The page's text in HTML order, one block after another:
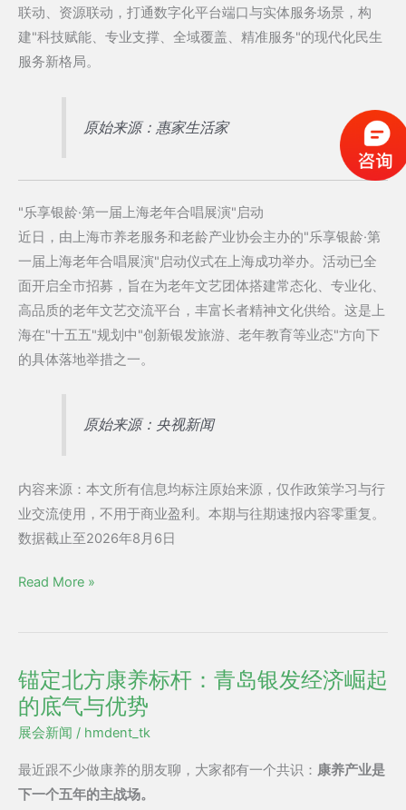
联动、资源联动，打通数字化平台端口与实体服务场景，构
建"科技赋能、专业支撑、全域覆盖、精准服务"的现代化民生
服务新格局。
原始来源：惠家生活家
"乐享银龄·第一届上海老年合唱展演"启动
近日，由上海市养老服务和老龄产业协会主办的"乐享银龄·第
一届上海老年合唱展演"启动仪式在上海成功举办。活动已全
面开启全市招募，旨在为老年文艺团体搭建常态化、专业化、
高品质的老年文艺交流平台，丰富长者精神文化供给。这是上
海在"十五五"规划中"创新银发旅游、老年教育等业态"方向下
的具体落地举措之一。
原始来源：央视新闻
内容来源：本文所有信息均标注原始来源，仅作政策学习与行
业交流使用，不用于商业盈利。本期与往期速报内容零重复。
数据截止至2026年8月6日
Read More »
锚定北方康养标杆：青岛银发经济崛起
的底气与优势
展会新闻 / hmdent_tk
最近跟不少做康养的朋友聊，大家都有一个共识： 康养产业是
下一个五年的主战场。
锚
定
北
康
养